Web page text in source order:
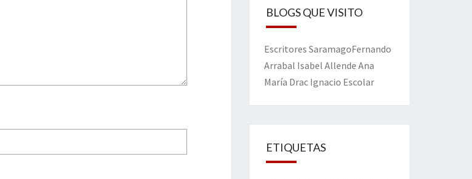
BLOGS QUE VISITO
Escritores SaramagoFernando
Arrabal Isabel Allende Ana
María Drac Ignacio Escolar
ETIQUETAS